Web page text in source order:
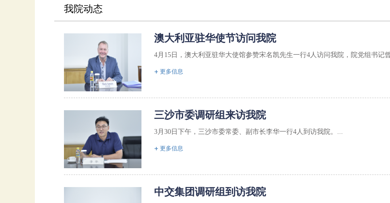
我院动态
澳大利亚驻华使节访问我院
4月15日，澳大利亚驻华大使馆参赞宋名凯先生一行4人访问我院，院党组书记
更多信息
三沙市委调研组来访我院
3月30日下午，三沙市委常委、副市长李华一行4人到访我院。...
更多信息
中交集团调研组到访我院